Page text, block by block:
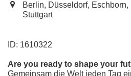
Berlin, Düsseldorf,
Stuttgart
ID: 1610322
Are you ready to shape your
Gemeinsam die Welt jeden Tag